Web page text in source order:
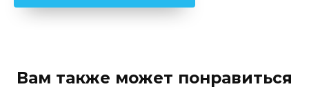
Вам также может понравиться